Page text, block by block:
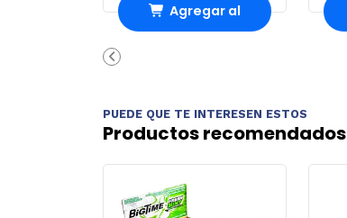
Agregar al
PUEDE QUE TE INTERESEN ESTOS
Productos recomendados